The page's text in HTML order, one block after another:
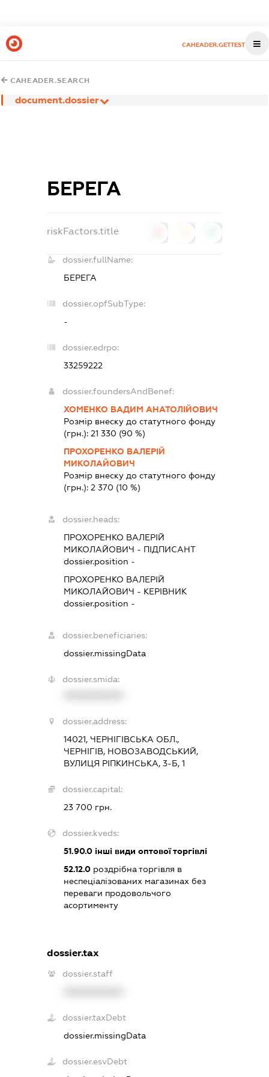
CAHEADER.GETTEST
CAHEADER.SEARCH
document.dossier
БЕРЕГА
riskFactors.title
dossier.fullName:
БЕРЕГА
dossier.opfSubType:
-
dossier.edrpo:
33259222
dossier.foundersAndBenef:
ХОМЕНКО ВАДИМ АНАТОЛІЙОВИЧ
Розмір внеску до статутного фонду
(грн.):21 330 (90 %)
ПРОХОРЕНКО ВАЛЕРІЙ
МИКОЛАЙОВИЧ
Розмір внеску до статутного фонду
(грн.):2 370 (10 %)
dossier.heads:
ПРОХОРЕНКО ВАЛЕРІЙ
МИКОЛАЙОВИЧ - ПІДПИСАНТ
dossier.position -
ПРОХОРЕНКО ВАЛЕРІЙ
МИКОЛАЙОВИЧ - КЕРІВНИК
dossier.position -
dossier.beneficiaries:
dossier.missingData
dossier.smida:
dossier.address:
14021, ЧЕРНІГІВСЬКА ОБЛ.,
ЧЕРНІГІВ, НОВОЗАВОДСЬКИЙ,
ВУЛИЦЯ РІПКИНСЬКА, 3-Б, 1
dossier.capital:
23 700 грн.
dossier.kveds:
51.90.0 інші види оптової торгівлі
52.12.0 роздрібна торгівля в
неспеціалізованих магазинах без
переваги продовольчого
асортименту
dossier.tax
dossier.staff
dossier.taxDebt
dossier.missingData
dossier.esvDebt